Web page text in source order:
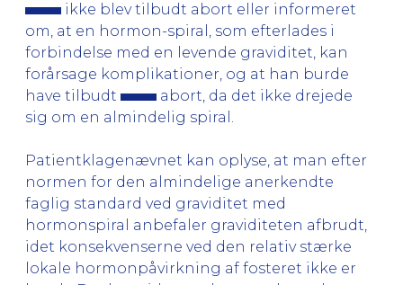
ikke blev tilbudt abort eller informeret
om, at en hormon-spiral, som efterlades i
forbindelse med en levende graviditet, kan
forårsage komplikationer, og at han burde
have tilbudt
abort, da det ikke drejede
sig om en almindelig spiral.
Patientklagenævnet kan oplyse, at man efter
normen for den almindelige anerkendte
faglig standard ved graviditet med
hormonspiral anbefaler graviditeten afbrudt,
idet konsekvenserne ved den relativ stærke
lokale hormonpåvirkning af fosteret ikke er